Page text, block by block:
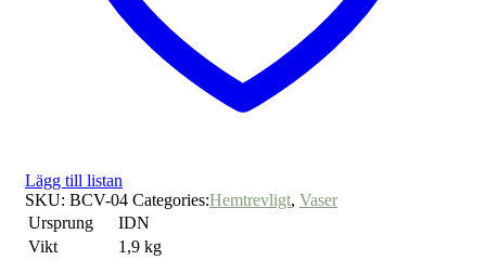
Lägg till listan
SKU: BCV-04 Categories:Hemtrevligt, Vaser
Ursprung
IDN
Vikt
1,9 kg